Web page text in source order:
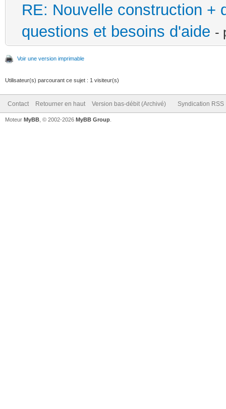
RE: Nouvelle construction +
questions et besoins d'aide -
Voir une version imprimable
Utilisateur(s) parcourant ce sujet : 1 visiteur(s)
Contact Retourner en haut Version bas-débit (Archivé) Syndication RSS
Moteur MyBB , © 2002-2026 MyBB Group